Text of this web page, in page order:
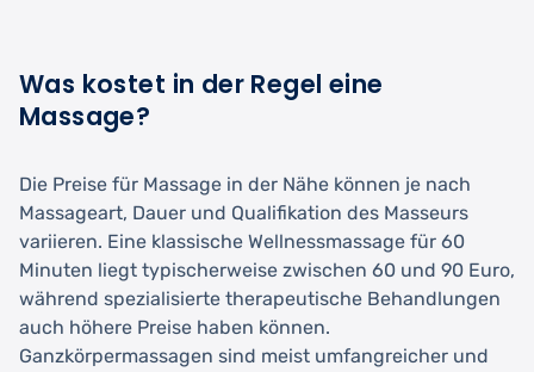
Was kostet in der Regel eine
Massage?
Die Preise für Massage in der Nähe können je nach
Massageart, Dauer und Qualifikation des Masseurs
variieren. Eine klassische Wellnessmassage für 60
Minuten liegt typischerweise zwischen 60 und 90 Euro,
während spezialisierte therapeutische Behandlungen
auch höhere Preise haben können.
Ganzkörpermassagen sind meist umfangreicher und